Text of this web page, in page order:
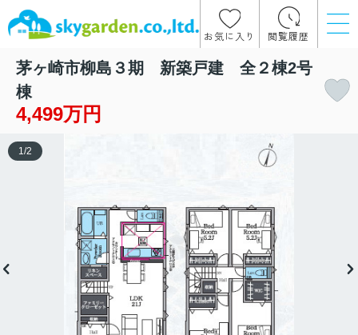
お気に入り 閲覧履歴
茅ヶ崎市柳島３期 新築戸建 全２棟2号
棟
4,499万円
1 /2